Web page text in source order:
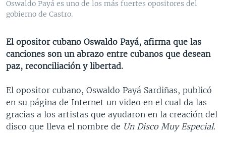
VENEZUELA
NICARAGUA
ECONOMÍA
TECNOLOGÍA
DEPORTES
MULTIMEDIA
FOTOGRAFÍA
AUDIOS
EL MUNDO AL DÍA
FORO INTERAMERICANO
LAS CLAVES
PANORAMA
RADIO
AVANCE INFORMATIVO
BUENOS DÍAS AMÉRICA
ESTADOS UNIDOS AL DÍA
DIRECT
Learning English
Oswaldo Payá es uno de los más fuertes opositores del
gobierno de Castro.
El opositor cubano Oswaldo Payá, afirma que las
canciones son un abrazo entre cubanos que desean
paz, reconciliación y libertad.
El opositor cubano, Oswaldo Payá Sardiñas, publicó
en su página de Internet un video en el cual da las
gracias a los artistas que ayudaron en la creación del
disco que lleva el nombre de Un Disco Muy Especial.